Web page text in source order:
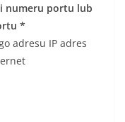
i numeru portu lub
*
adresu IP adres